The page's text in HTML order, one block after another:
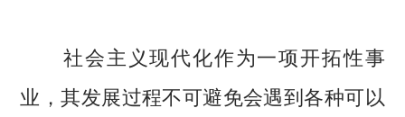
社会主义现代化作为一项开拓性事
业，其发展过程不可避免会遇到各种可以